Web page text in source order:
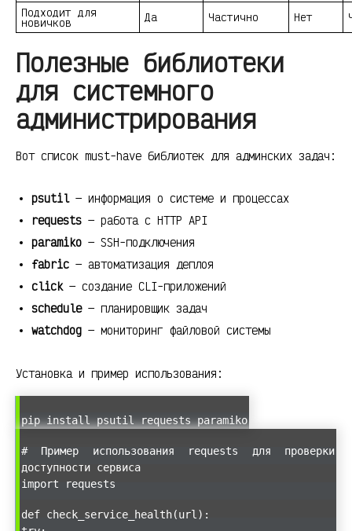
Подходит для
новичков Да Частично Нет
Полезные библиотеки
для системного
администрирования
Вот список must-have библиотек для админских задач:
psutil— информация о системе и процессах
requests — работа с HTTP API
paramiko — SSH-подключения
fabric — автоматизация деплоя
click— создание CLI-приложений
schedule— планировщик задач
watchdog — мониторинг файловой системы
Установка и пример использования:
pip install psutil requests paramiko
# Пример использования requests для проверки
доступности сервиса
import requests
def check_service_health(url):